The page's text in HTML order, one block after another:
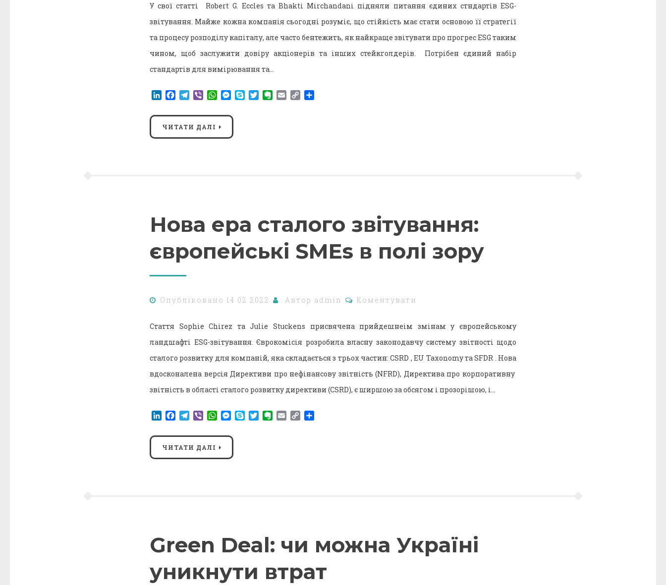
У свої статті Robert G. Eccles та Bhakti Mirchandani підняли питання єдиних стндартів ESG-
звітування. Майже кожна компанія сьогодні розуміє, що стійкість має стати основою її стратегії
та процесу розподілу капіталу, але часто бентежить, як найкраще звітувати про прогрес ESG таким
чином, щоб заслужити довіру акціонерів та інших стейкголдерів. Потрібен єдиний набір
стандартів для вимірювання та…
LinkedIn
Facebook
Telegram
ViberWhatsApp
Messenger
SkypeTwitterEvernote
EmailCopy
ЧИТАТИ ДАЛІ
Нова ера сталого звітування:
європейські SMEs в полі зору
Опубліковано 14.02.2022 Автор admin Коментувати
Стаття Sophie Chirez та Julie Stuckens присвячена прийдешнеім змінам у європейському
ландшафті ESG-звітування. Єврокомісія розробила власну законодавчу систему звітності щодо
сталого розвитку для компаній, яка складається з трьох частин: CSRD , EU Taxonomy та SFDR . Нова
вдосконалена версія Директиви про нефінансову звітність (NFRD), Директива про корпоративну
звітність в області сталого розвитку директиви (CSRD), є ширшою за обсягом і прозорішою, і…
LinkedIn
Facebook
Telegram
ViberWhatsApp
Messenger
SkypeTwitterEvernote
EmailCopy
ЧИТАТИ ДАЛІ
Green Deal: чи можна Україні
уникнути втрат